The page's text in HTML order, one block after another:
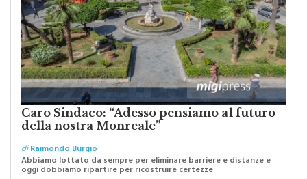
Caro Sindaco: “Adesso pensiamo al futuro
della nostra Monreale”
diRaimondo Burgio
Abbiamo lottato da sempre per eliminare barriere e distanze e
oggi dobbiamo ripartire per ricostruire certezze